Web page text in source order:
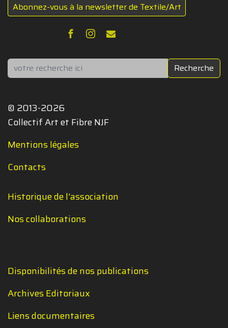
Abonnez-vous à la newsletter de Textile/Art
Rechercher Recherche
© 2013-2026
Collectif Art et Fibre NJF
Mentions légales
Contacts
Historique de l'association
Nos collaborations
Disponibilités de nos publications
Archives Editoriaux
Liens documentaires